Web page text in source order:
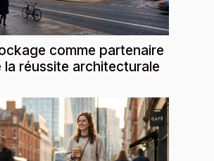
comme partenaire
la réussite architecturale